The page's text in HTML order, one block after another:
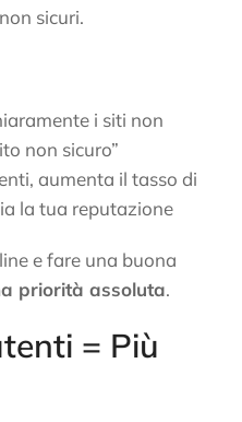
sicuri.
i siti non
non sicuro”
aumenta il tasso di
la tua reputazione
e fare una buona
priorità assoluta.
= Più